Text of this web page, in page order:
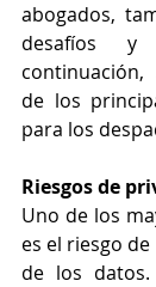
abogados,
desafíos y
de los
para los
Riesgos de
Uno de los
es el riesgo
de los